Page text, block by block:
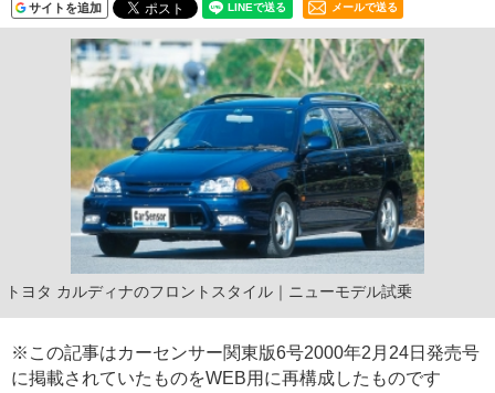
サイトを追加 メールで送る
トヨタ カルディナのフロントスタイル｜ニューモデル試乗
※この記事はカーセンサー関東版6号2000年2月24日発売号
に掲載されていたものをWEB用に再構成したものです